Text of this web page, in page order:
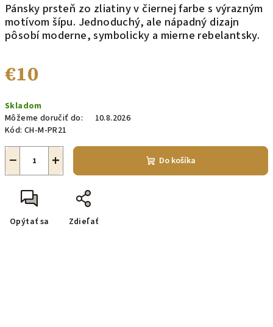
Pánsky prsteň zo zliatiny v čiernej farbe s výrazným
motívom šípu. Jednoduchý, ale nápadný dizajn
pôsobí moderne, symbolicky a mierne rebelantsky.
€10
cena:
Skladom
Môžeme doručiť do:
10.8.2026
Kód: CH-M-PR21
+
− Do košíka
Opýtať sa Zdieľať